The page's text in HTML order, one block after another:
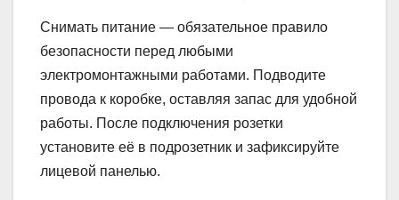
Снимать питание — обязательное правило
безопасности перед любыми
электромонтажными работами. Подводите
провода к коробке, оставляя запас для удобной
работы. После подключения розетки
установите её в подрозетник и зафиксируйте
лицевой панелью.